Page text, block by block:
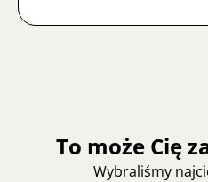
To może Cię
Wybraliśmy